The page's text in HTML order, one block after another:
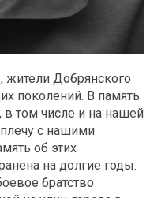
жители Добрянского
поколений. В память
том числе и на нашей
с нашими
об этих
на долгие годы.
братство